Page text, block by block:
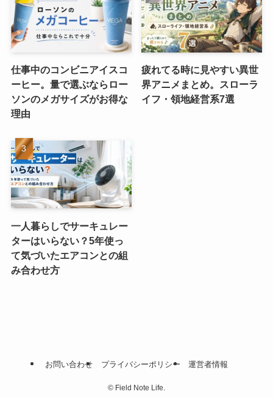
仕事中のコンビニアイスコ
ーヒー。量で選ぶならロー
ソンのメガサイズがお得な
理由
疲れてる時に見やすい異世
界アニメまとめ。スローラ
イフ・領地経営系7選
一人暮らしでサーキュレー
ターはいらない？5年使っ
て気づいたエアコンとの組
み合わせ方
お問い合わせ プライバシーポリシー 運営者情報
© Field Note Life.